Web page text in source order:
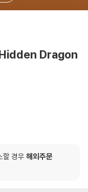
Dragon
할 경우 해외주문